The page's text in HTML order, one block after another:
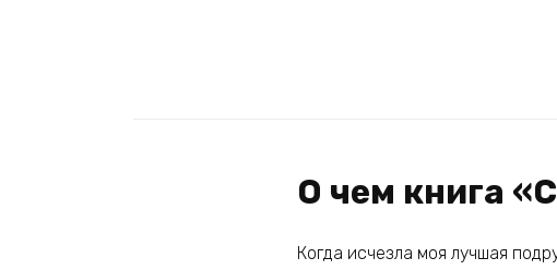
О чем книга
Когда исчезла моя лучшая